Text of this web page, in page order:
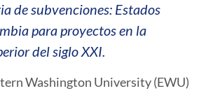
de subvenciones: Estados
para proyectos en la
del siglo XXI.
Washington University (EWU)